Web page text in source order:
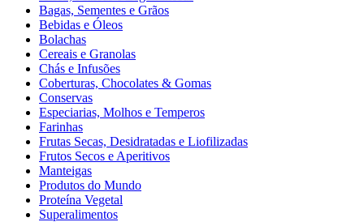
Bagas, Sementes e Grãos
Bebidas e Óleos
Bolachas
Cereais e Granolas
Chás e Infusões
Coberturas, Chocolates & Gomas
Conservas
Especiarias, Molhos e Temperos
Farinhas
Frutas Secas, Desidratadas e Liofilizadas
Frutos Secos e Aperitivos
Manteigas
Produtos do Mundo
Proteína Vegetal
Superalimentos